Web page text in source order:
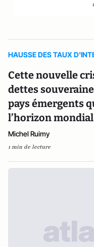
HAUSSE DES TAUX
Cette nouvelle
dettes
pays émergents
l’horizon mondial
Michel Ruimy
1 min de lecture